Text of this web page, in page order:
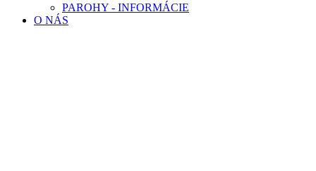
PAROHY - INFORMÁCIE
O NÁS